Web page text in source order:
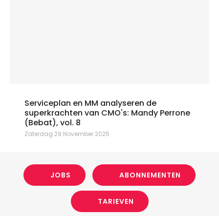
Serviceplan en MM analyseren de
superkrachten van CMO's: Mandy Perrone
(Bebat), vol. 8
Zaterdag 29 November 2025
JOBS ABONNEMENTEN
TARIEVEN